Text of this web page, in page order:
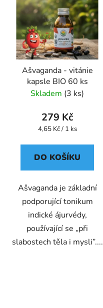
Ašvaganda - vitánie
kapsle BIO 60 ks
Skladem (3 ks)
279 Kč
Měrná
4,65 Kč / 1 ks
DO KOŠÍKU
Ašvaganda je základní
podporující tonikum
indické ájurvédy,
používající se „při
slabostech těla i mysli”....